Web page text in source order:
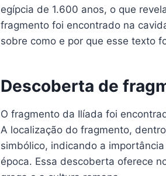
egípcia de 1.600 anos, o que
fragmento foi encontrado na
sobre como e por que esse texto
Descoberta de
O fragmento da Ilíada foi
A localização do fragmento,
simbólico, indicando a
época. Essa descoberta oferece